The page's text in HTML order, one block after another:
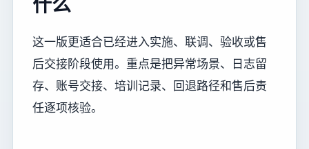
什么
这一版更适合已经进入实施、联调、验收或售
后交接阶段使用。重点是把异常场景、日志留
存、账号交接、培训记录、回退路径和售后责
任逐项核验。